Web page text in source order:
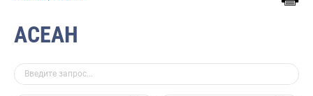
АСЕАН